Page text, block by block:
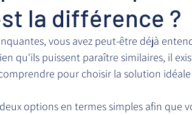
la différence ?
vous avez peut-être déjà
qu'ils puissent paraître similaires, il
pour choisir la solution
options en termes simples afin que